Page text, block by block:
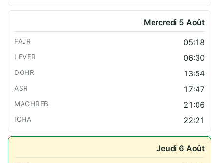
Mercredi 5 Août
05:18
06:30
13:54
17:47
21:06
22:21
Jeudi 6 Août